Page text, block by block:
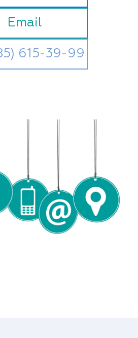
Email
615-39-99